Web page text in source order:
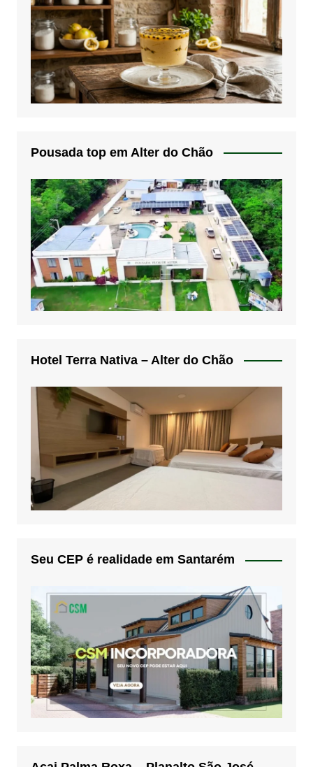
Pousada top em Alter do Chão
Hotel Terra Nativa – Alter do Chão
Seu CEP é realidade em Santarém